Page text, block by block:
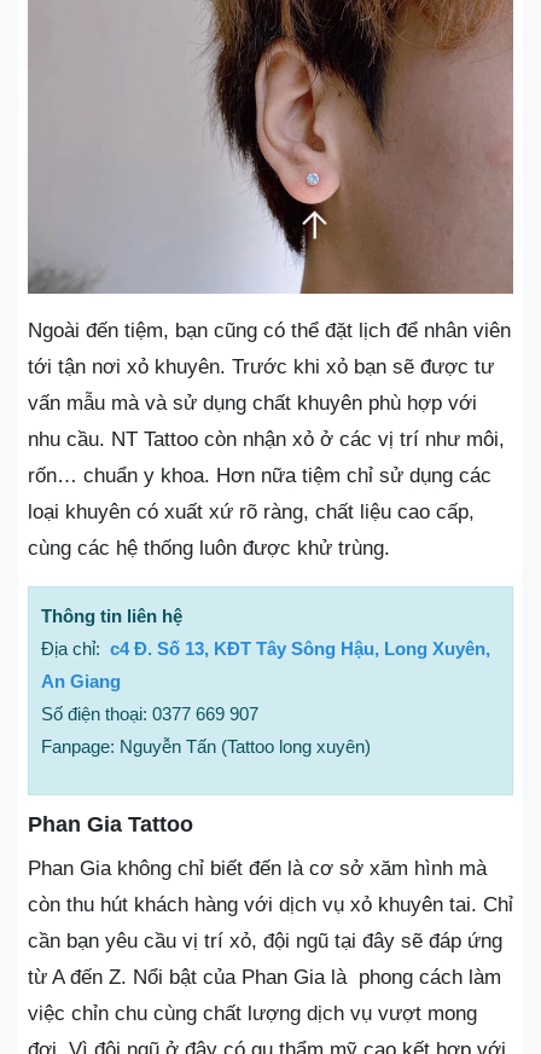
Ngoài đến tiệm, bạn cũng có thể đặt lịch để nhân viên
tới tận nơi xỏ khuyên. Trước khi xỏ bạn sẽ được tư
vấn mẫu mà và sử dụng chất khuyên phù hợp với
nhu cầu. NT Tattoo còn nhận xỏ ở các vị trí như môi,
rốn… chuẩn y khoa. Hơn nữa tiệm chỉ sử dụng các
loại khuyên có xuất xứ rõ ràng, chất liệu cao cấp,
cùng các hệ thống luôn được khử trùng.
Thông tin liên hệ
Địa chỉ: c4 Đ. Số 13, KĐT Tây Sông Hậu, Long Xuyên,
An Giang
Số điện thoại: 0377 669 907
Fanpage: Nguyễn Tấn (Tattoo long xuyên)
Phan Gia Tattoo
Phan Gia không chỉ biết đến là cơ sở xăm hình mà
còn thu hút khách hàng với dịch vụ xỏ khuyên tai. Chỉ
cần bạn yêu cầu vị trí xỏ, đội ngũ tại đây sẽ đáp ứng
từ A đến Z. Nổi bật của Phan Gia là phong cách làm
việc chỉn chu cùng chất lượng dịch vụ vượt mong